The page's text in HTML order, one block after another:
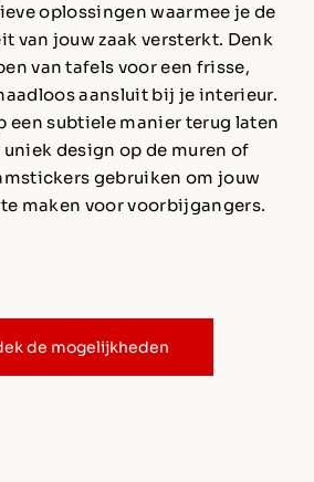
oplossingen waarmee je de
van jouw zaak versterkt. Denk
van tafels voor een frisse,
aansluit bij je interieur.
een subtiele manier terug laten
design op de muren of
gebruiken om jouw
maken voor voorbijgangers.
de mogelijkheden